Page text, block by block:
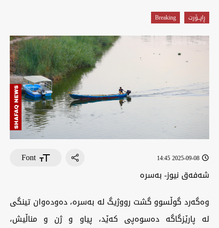
ڕاپــۆرت Breaking
2025-09-08 14:45
Font
شەفەق نيوز- بەسرە
وەگەرد گوڵسوو گشت رووژیگ لە بەسرە، دەودەوان تینگی
لە پارێزگاگە دەسوەپی کەێد، پیاو و ژن و مناڵیش،